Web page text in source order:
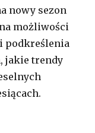
nowy sezon
możliwości
podkreślenia
jakie trendy